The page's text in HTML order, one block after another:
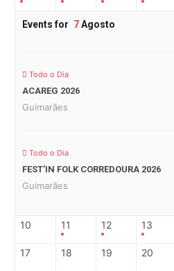
Events for 7Agosto
Todo o Dia
ACAREG 2026
Guimarães
Todo o Dia
FEST’IN FOLK CORREDOURA 2026
Guimarães
10 11 12 13
17 18 19 20